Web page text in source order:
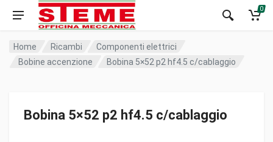
0
Home Ricambi
Componenti elettrici
Bobine accenzione
Bobina 5×52 p2 hf4.5 c/cablaggio
Bobina 5×52 p2 hf4.5 c/cablaggio